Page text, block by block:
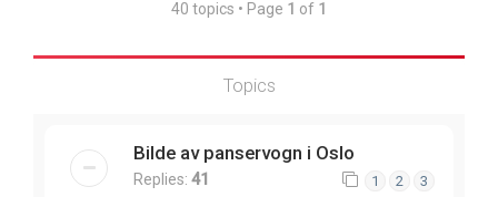
40 topics • Page 1 of 1
Topics
Bilde av panservogn i Oslo
Replies: 41 1 2 3